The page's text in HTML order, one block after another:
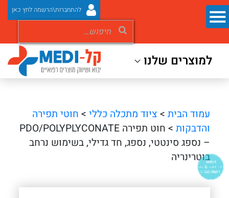
להתחברות\הרשמה לחץ כאן
למוצרים שלנו
עמוד הבית > ציוד מתכלה כללי > חוטי תפירה
והדבקות
> חוט תפירה PDO/POLYPLYCONATE
– נספג סינטטי, נספג, חד גדילי, בשימוש נרחב
בוטרינריה